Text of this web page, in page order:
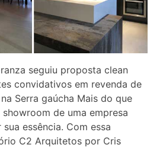
seguiu proposta clean
convidativos em revenda de
Serra gaúcha Mais do que
de uma empresa
essência. Com essa
C2 Arquitetos por Cris